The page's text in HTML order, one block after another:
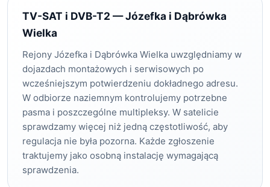
TV-SAT i DVB-T2 — Józefka i Dąbrówka
Wielka
Rejony Józefka i Dąbrówka Wielka uwzględniamy w
dojazdach montażowych i serwisowych po
wcześniejszym potwierdzeniu dokładnego adresu.
W odbiorze naziemnym kontrolujemy potrzebne
pasma i poszczególne multipleksy. W satelicie
sprawdzamy więcej niż jedną częstotliwość, aby
regulacja nie była pozorna. Każde zgłoszenie
traktujemy jako osobną instalację wymagającą
sprawdzenia.